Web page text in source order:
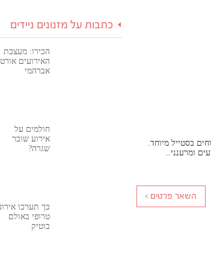
בסטייל מיוחד.
ומרענני..
כתבות על מזנונים ניידים
הכירו: מעצבת
האירועים
אברהמי
חולמים על
אירוע שובר
שגרה?
כך תערכו
טרופי באולם
בוטיק